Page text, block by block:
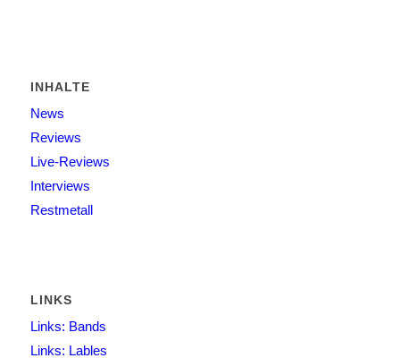
INHALTE
News
Reviews
Live-Reviews
Interviews
Restmetall
LINKS
Links: Bands
Links: Lables